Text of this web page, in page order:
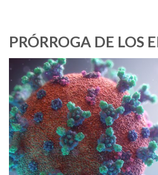
PRÓRROGA DE LOS